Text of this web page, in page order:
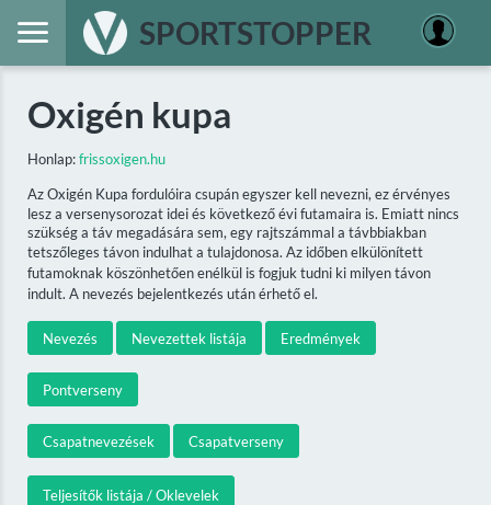
SPORTSTOPPER
Oxigén kupa
Honlap:frissoxigen.hu
Az Oxigén Kupa fordulóira csupán egyszer kell nevezni, ez érvényes
lesz a versenysorozat idei és következő évi futamaira is. Emiatt nincs
szükség a táv megadására sem, egy rajtszámmal a távbbiakban
tetszőleges távon indulhat a tulajdonosa. Az időben elkülönített
futamoknak köszönhetően enélkül is fogjuk tudni ki milyen távon
indult. A nevezés bejelentkezés után érhető el.
Nevezés Nevezettek listája Eredmények
Pontverseny
Csapatnevezések Csapatverseny
Teljesítők listája / Oklevelek